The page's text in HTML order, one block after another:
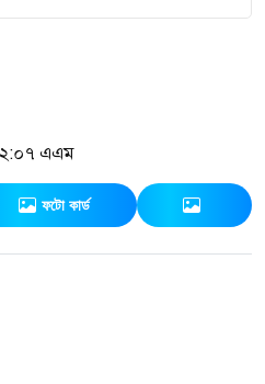
এএম
ফটো কার্ড